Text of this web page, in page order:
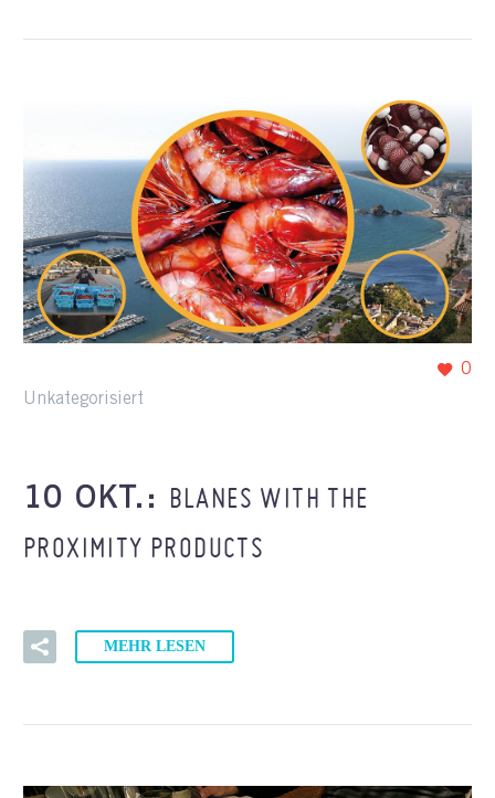
0
Unkategorisiert
10 OKT.: BLANES WITH THE
PROXIMITY PRODUCTS
MEHR LESEN